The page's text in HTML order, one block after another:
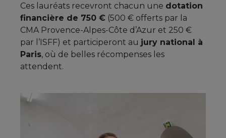
Ces lauréats recevront chacun une dotation
financière de 750 € (500 € offerts par la
CMA Provence-Alpes-Côte d’Azur et 250 €
par l’ISFF) et participeront au jury national à
Paris, où de belles récompenses les
attendent.